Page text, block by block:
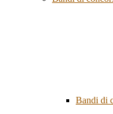
Bandi di